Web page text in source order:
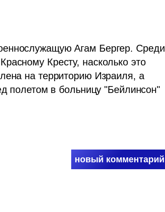
Агам Бергер. Среди
Кресту, насколько это
на территорию Израиля, а
полетом в больницу "Бейлинсон"
новый комментарий